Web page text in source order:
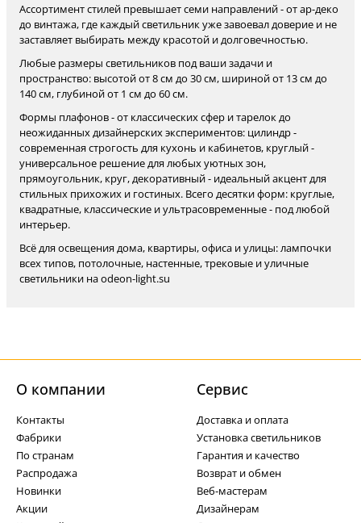
Ассортимент стилей превышает семи направлений - от ар-деко
до винтажа, где каждый светильник уже завоевал доверие и не
заставляет выбирать между красотой и долговечностью.
Любые размеры светильников под ваши задачи и
пространство: высотой от 8 см до 30 см, шириной от 13 см до
140 см, глубиной от 1 см до 60 см.
Формы плафонов - от классических сфер и тарелок до
неожиданных дизайнерских экспериментов: цилиндр -
современная строгость для кухонь и кабинетов, круглый -
универсальное решение для любых уютных зон,
прямоугольник, круг, декоративный - идеальный акцент для
стильных прихожих и гостиных. Всего десятки форм: круглые,
квадратные, классические и ультрасовременные - под любой
интерьер.
Всё для освещения дома, квартиры, офиса и улицы: лампочки
всех типов, потолочные, настенные, трековые и уличные
светильники на odeon-light.su
О компании
Контакты
Фабрики
По странам
Распродажа
Новинки
Акции
Cервис
Доставка и оплата
Установка светильников
Гарантия и качество
Возврат и обмен
Веб-мастерам
Дизайнерам